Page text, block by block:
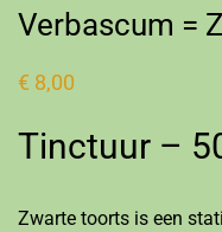
Verbascum =
€ 8,00
Tinctuur –
Zwarte toorts is een